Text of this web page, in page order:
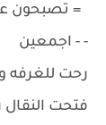
= تصبحون
- - اجمعين
رحت للغرفه
فتحت